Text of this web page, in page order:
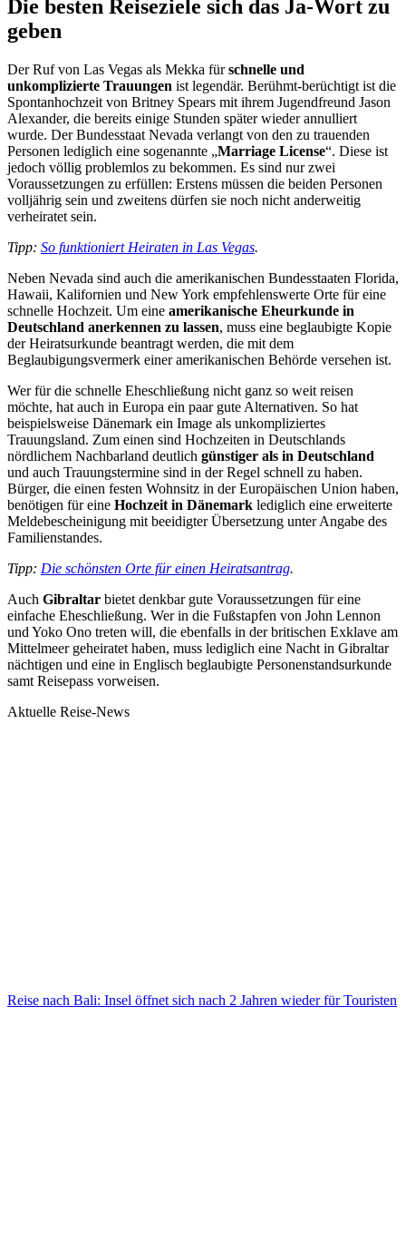
Die besten Reiseziele sich das Ja-Wort zu
geben
Der Ruf von Las Vegas als Mekka fürschnelle und
unkomplizierte Trauungen ist legendär. Berühmt-berüchtigt ist die
Spontanhochzeit von Britney Spears mit ihrem Jugendfreund Jason
Alexander, die bereits einige Stunden später wieder annulliert
wurde. Der Bundesstaat Nevada verlangt von den zu trauenden
Personen lediglich eine sogenannte „Marriage License“. Diese ist
jedoch völlig problemlos zu bekommen. Es sind nur zwei
Voraussetzungen zu erfüllen: Erstens müssen die beiden Personen
volljährig sein und zweitens dürfen sie noch nicht anderweitig
verheiratet sein.
Tipp: So funktioniert Heiraten in Las Vegas.
Neben Nevada sind auch die amerikanischen Bundesstaaten Florida,
Hawaii, Kalifornien und New York empfehlenswerte Orte für eine
schnelle Hochzeit. Um eine amerikanische Eheurkunde in
Deutschland anerkennen zu lassen, muss eine beglaubigte Kopie
der Heiratsurkunde beantragt werden, die mit dem
Beglaubigungsvermerk einer amerikanischen Behörde versehen ist.
Wer für die schnelle Eheschließung nicht ganz so weit reisen
möchte, hat auch in Europa ein paar gute Alternativen. So hat
beispielsweise Dänemark ein Image als unkompliziertes
Trauungsland. Zum einen sind Hochzeiten in Deutschlands
nördlichem Nachbarland deutlich günstiger als in Deutschland
und auch Trauungstermine sind in der Regel schnell zu haben.
Bürger, die einen festen Wohnsitz in der Europäischen Union haben,
benötigen für eine Hochzeit in Dänemark lediglich eine erweiterte
Meldebescheinigung mit beeidigter Übersetzung unter Angabe des
Familienstandes.
Tipp: Die schönsten Orte für einen Heiratsantrag.
Auch Gibraltar bietet denkbar gute Voraussetzungen für eine
einfache Eheschließung. Wer in die Fußstapfen von John Lennon
und Yoko Ono treten will, die ebenfalls in der britischen Exklave am
Mittelmeer geheiratet haben, muss lediglich eine Nacht in Gibraltar
nächtigen und eine in Englisch beglaubigte Personenstandsurkunde
samt Reisepass vorweisen.
Aktuelle Reise-News
Reise nach Bali: Insel öffnet sich nach 2 Jahren wieder für Touristen